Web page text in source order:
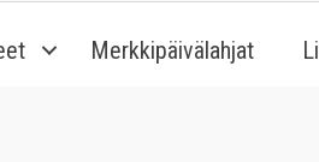
Merkkipäivälahjat